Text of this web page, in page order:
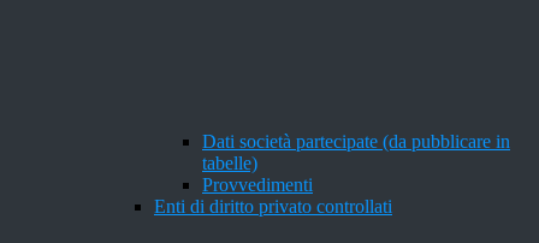
Dati società partecipate (da pubblicare in
tabelle)
Provvedimenti
Enti di diritto privato controllati